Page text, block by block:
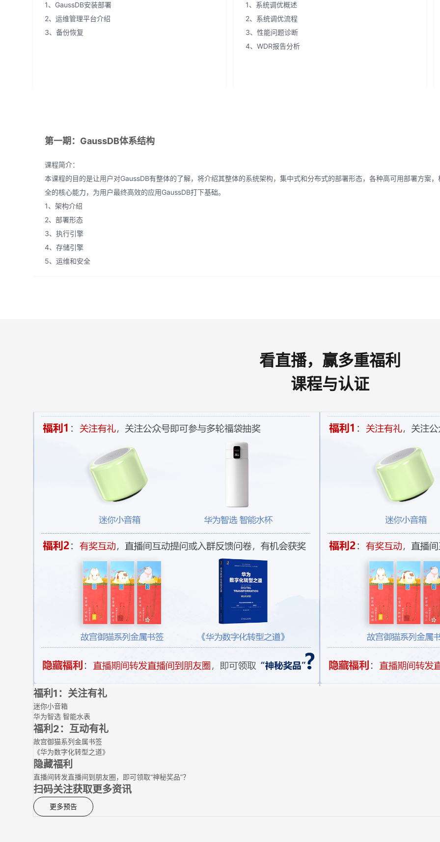
1、GaussDB安装部署
2、运维管理平台介绍
3、备份恢复
1、系统调优概述
2、系统调优流程
3、性能问题诊断
4、WDR报告分析
第一期：GaussDB体系结构
课程简介：
本课程的目的是让用户对GaussDB有整体的了解，将介绍其整体的系统架构，集中式和分布式的部署形态，各种高可用部署方案
全的核心能力，为用户最终高效的应用GaussDB打下基础。
1、架构介绍
2、部署形态
3、执行引擎
4、存储引擎
5、运维和安全
看直播，赢多重福利
课程与认证
福利1：关注有礼
迷你小音箱
华为智选 智能水表
福利2：互动有礼
故宫御猫系列金属书签
《华为数字化转型之道》
隐藏福利
直播间转发直播间到朋友圈，即可领取“神秘奖品”？
扫码关注获取更多资讯
更多预告